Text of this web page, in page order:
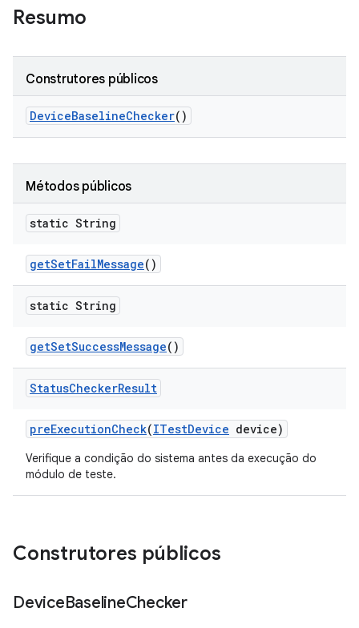
Resumo
Construtores públicos
DeviceBaselineChecker()
Métodos públicos
static String
getSetFailMessage()
static String
getSetSuccessMessage()
StatusCheckerResult
preExecutionCheck(ITestDevice device)
Verifique a condição do sistema antes da execução do
módulo de teste.
Construtores públicos
DeviceBaselineChecker